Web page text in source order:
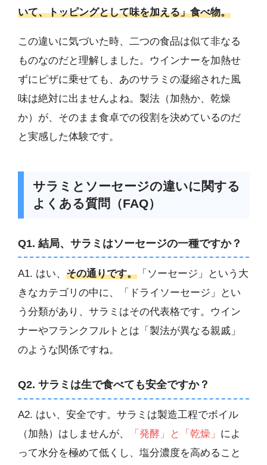
いて、トッピングとして味を加える」食べ物。
この違いに気づいた時、二つの食品は似て非なる
ものなのだと理解しました。ウインナーを加熱せ
ずにピザに乗せても、あのサラミの凝縮された風
味は絶対に出ませんよね。製法（加熱か、乾燥
か）が、そのまま食卓での役割を決めているのだ
と実感した体験です。
サラミとソーセージの違いに関する
よくある質問（FAQ）
Q1. 結局、サラミはソーセージの一種ですか？
A1. はい、 その通りです。 「ソーセージ」という大
きなカテゴリの中に、「ドライソーセージ」とい
う分類があり、サラミはその代表格です。ウイン
ナーやフランクフルトとは「製法が異なる親戚」
のような関係ですね。
Q2. サラミは生で食べても安全ですか？
A2. はい、安全です。サラミは製造工程でボイル
（加熱）はしませんが、
「発酵」と「乾燥」 によ
って水分を極めて低くし、塩分濃度を高めること